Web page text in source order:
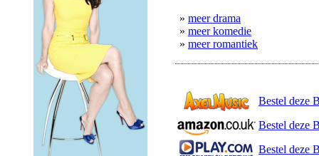
» meer drama
» meer komedie
» meer romantiek
Bestel deze
Bestel deze
Bestel deze